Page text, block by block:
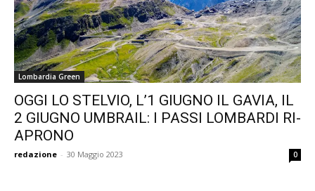
Lombardia Green
OGGI LO STELVIO, L’1 GIUGNO IL GAVIA, IL
2 GIUGNO UMBRAIL: I PASSI LOMBARDI RI-
APRONO
redazione - 30 Maggio 2023 0